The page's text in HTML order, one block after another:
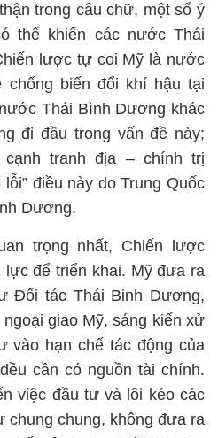
trong câu chữ, một số ý
thể khiến các nước Thái
lược tự coi Mỹ là nước
chống biến đổi khí hậu tại
Thái Bình Dương khác
đi đầu trong vấn đề này;
tranh địa – chính trị
điều này do Trung Quốc
Dương.
trọng nhất, Chiến lược
để triển khai. Mỹ đưa ra
Đối tác Thái Binh Dương,
giao Mỹ, sáng kiến xử
vào hạn chế tác động của
cần có nguồn tài chính.
việc đầu tư và lôi kéo các
chung chung, không đưa ra